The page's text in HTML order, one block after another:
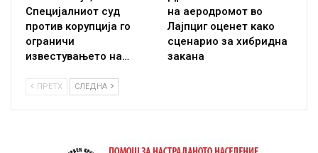
Специјалниот суд
против корупција го
ограничи
известувањето на…
на аеродромот во
Лајпциг оценет како
сценарио за хибридна
закана
ПРЕТХ СЛЕДНА